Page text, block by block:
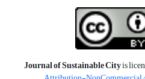
Journal of Sustainable Cityis